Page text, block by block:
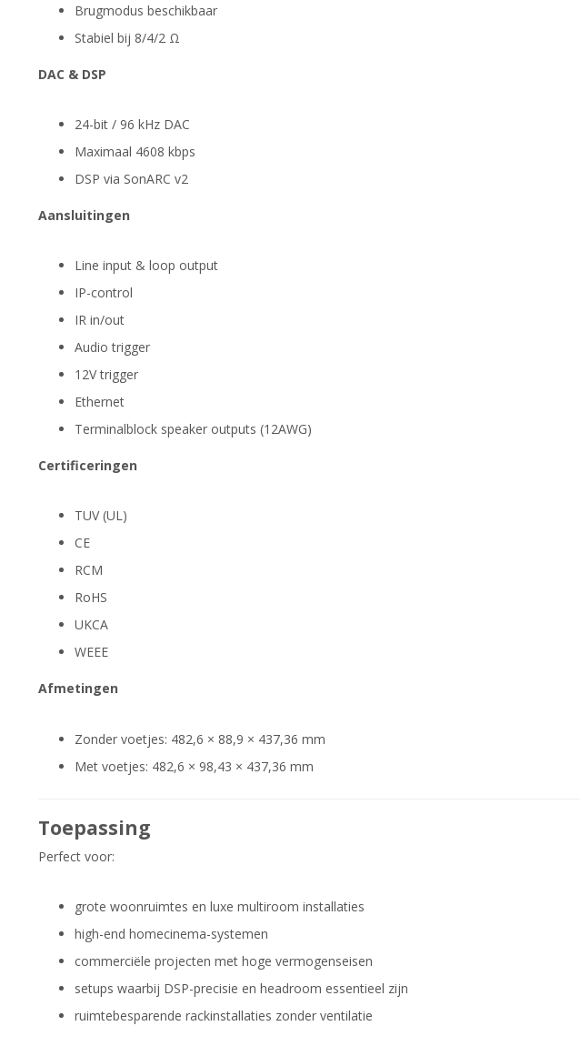
Brugmodus beschikbaar
Stabiel bij 8/4/2 Ω
DAC & DSP
24-bit / 96 kHz DAC
Maximaal 4608 kbps
DSP via SonARC v2
Aansluitingen
Line input & loop output
IP-control
IR in/out
Audio trigger
12V trigger
Ethernet
Terminalblock speaker outputs (12AWG)
Certificeringen
TUV (UL)
CE
RCM
RoHS
UKCA
WEEE
Afmetingen
Zonder voetjes: 482,6 × 88,9 × 437,36 mm
Met voetjes: 482,6 × 98,43 × 437,36 mm
Toepassing
Perfect voor:
grote woonruimtes en luxe multiroom installaties
high-end homecinema-systemen
commerciële projecten met hoge vermogenseisen
setups waarbij DSP-precisie en headroom essentieel zijn
ruimtebesparende rackinstallaties zonder ventilatie